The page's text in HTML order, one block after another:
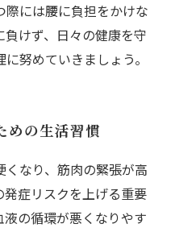
には腰に負担をかけな
けず、日々の健康を守
努めていきましょう。
めの生活習慣
なり、筋肉の緊張が高
発症リスクを上げる重要
の循環が悪くなりやす